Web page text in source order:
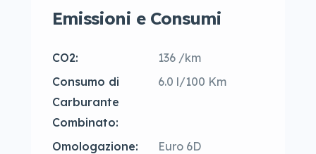
Emissioni e Consumi
CO2:
136 /km
Consumo di
Carburante
Combinato:
6.0 l/100 Km
Omologazione: Euro 6D